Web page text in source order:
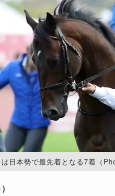
は日本勢で最先着となる7着（